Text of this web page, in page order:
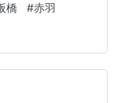
すると 嗚呼
ゃあ ここに来
がいい。 満足や
ーに進む。 なん
間 で色んな商
橋 #赤羽